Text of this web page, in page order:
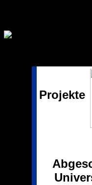
Projekte